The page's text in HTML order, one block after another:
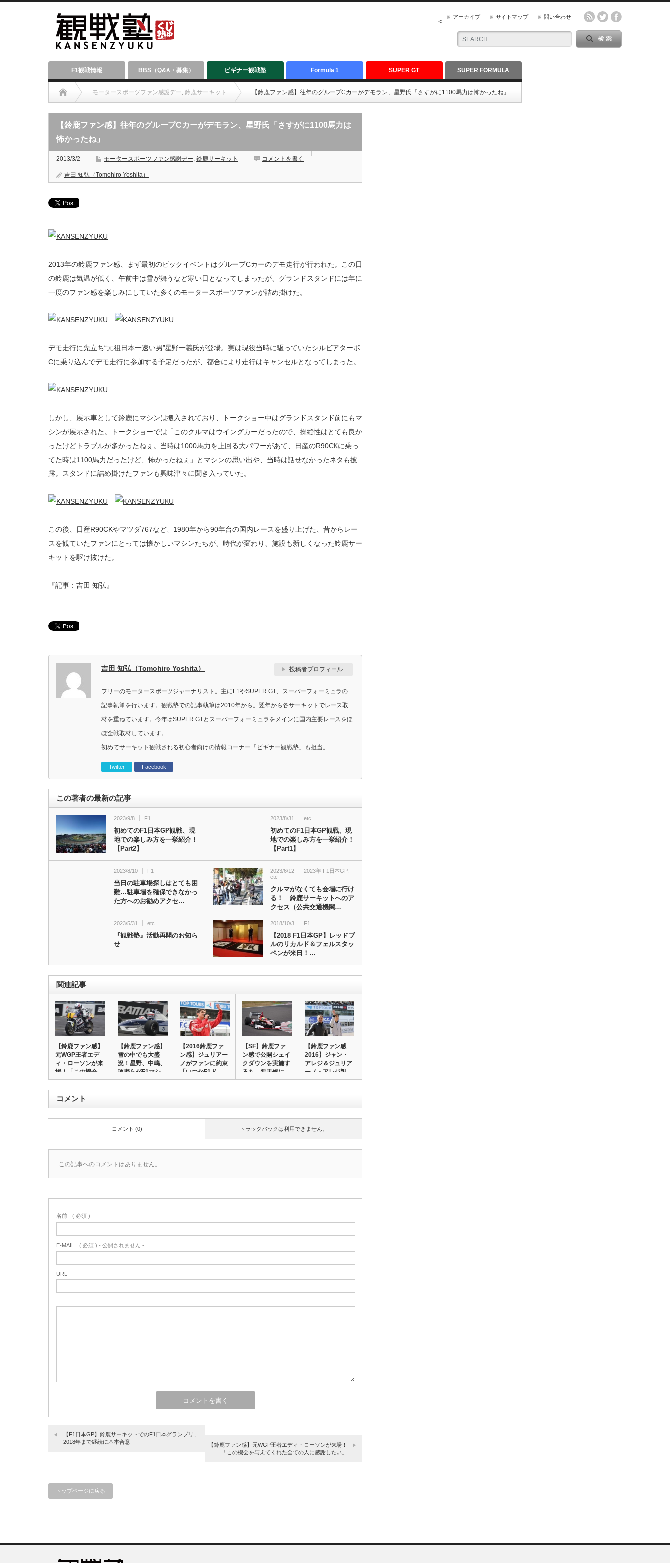
アーカイブ サイトマップ 問い合わせ
<
F1観戦情報 BBS（Q&A・募集） ビギナー観戦塾 Formula 1 SUPER GT SUPER FORMULA
モータースポーツファン感謝デー, 鈴鹿サーキット 【鈴鹿ファン感】往年のグループCカーがデモラン、星野氏「さすがに1100馬力は怖かったね」
【鈴鹿ファン感】往年のグループCカーがデモラン、星野氏「さすがに1100馬力は
怖かったね」
2013/3/2 モータースポーツファン感謝デー, 鈴鹿サーキット コメントを書く
吉田 知弘（Tomohiro Yoshita）
2013年の鈴鹿ファン感、まず最初のビックイベントはグループCカーのデモ走行が行われた。この日
の鈴鹿は気温が低く、午前中は雪が舞うなど寒い日となってしまったが、グランドスタンドには年に
一度のファン感を楽しみにしていた多くのモータースポーツファンが詰め掛けた。
デモ走行に先立ち“元祖日本一速い男”星野一義氏が登場。実は現役当時に駆っていたシルビアターボ
Cに乗り込んでデモ走行に参加する予定だったが、都合により走行はキャンセルとなってしまった。
しかし、展示車として鈴鹿にマシンは搬入されており、トークショー中はグランドスタンド前にもマ
シンが展示された。トークショーでは「このクルマはウイングカーだったので、操縦性はとても良か
ったけどトラブルが多かったねぇ。当時は1000馬力を上回る大パワーがあて、日産のR90CKに乗っ
てた時は1100馬力だったけど、怖かったねぇ」とマシンの思い出や、当時は話せなかったネタも披
露。スタンドに詰め掛けたファンも興味津々に聞き入っていた。
この後、日産R90CKやマツダ767など、1980年から90年台の国内レースを盛り上げた、昔からレー
スを観ていたファンにとっては懐かしいマシンたちが、時代が変わり、施設も新しくなった鈴鹿サー
キットを駆け抜けた。
『記事：吉田 知弘』
吉田 知弘（Tomohiro Yoshita） 投稿者プロフィール
フリーのモータースポーツジャーナリスト。主にF1やSUPER GT、スーパーフォーミュラの
記事執筆を行います。観戦塾での記事執筆は2010年から。翌年から各サーキットでレース取
材を重ねています。今年はSUPER GTとスーパーフォーミュラをメインに国内主要レースをほ
ぼ全戦取材しています。
初めてサーキット観戦される初心者向けの情報コーナー「ビギナー観戦塾」も担当。
Twitter Facebook
この著者の最新の記事
2023/9/8 F1
初めてのF1日本GP観戦、現
地での楽しみ方を一挙紹介！
【Part2】
2023/8/31 etc
初めてのF1日本GP観戦、現
地での楽しみ方を一挙紹介！
【Part1】
2023/8/10 F1
当日の駐車場探しはとても困
難…駐車場を確保できなかっ
た方へのお勧めアクセ…
2023/6/12 2023年 F1日本GP,
etc
クルマがなくても会場に行け
る！ 鈴鹿サーキットへのア
クセス（公共交通機関…
2023/5/31 etc
『観戦塾』活動再開のお知ら
せ
2018/10/3 F1
【2018 F1日本GP】レッドブ
ルのリカルド＆フェルスタッ
ペンが来日！…
関連記事
【鈴鹿ファン感】
元WGP王者エデ
ィ・ローソンが来
場！「この機会
を…
【鈴鹿ファン感】
雪の中でも大盛
況！星野、中嶋、
琢磨らがF1マシ
ン…
【2016鈴鹿ファ
ン感】ジュリアー
ノがファンに約束
「いつかF1ド…
【SF】鈴鹿ファ
ン感で公開シェイ
クダウンを実施す
るも、悪天候に
よ…
【鈴鹿ファン感
2016】ジャン・
アレジ＆ジュリア
ーノ・アレジ親
子…
コメント
トラックバックは利用できません。
コメント (0)
この記事へのコメントはありません。
名前 ( 必須 )
E-MAIL ( 必須 ) - 公開されません -
URL
【F1日本GP】鈴鹿サーキットでのF1日本グランプリ、
2018年まで継続に基本合意
【鈴鹿ファン感】元WGP王者エディ・ローソンが来場！
「この機会を与えてくれた全ての人に感謝したい」
トップページに戻る